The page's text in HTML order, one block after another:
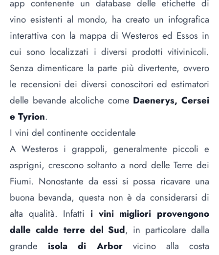
app contenente un database delle etichette di
vino esistenti al mondo, ha creato un infografica
interattiva con la mappa di Westeros ed Essos in
cui sono localizzati i diversi prodotti vitivinicoli.
Senza dimenticare la parte più divertente, ovvero
le recensioni dei diversi conoscitori ed estimatori
delle bevande alcoliche come Daenerys, Cersei
e Tyrion.
I vini del continente occidentale
A Westeros i grappoli, generalmente piccoli e
asprigni, crescono soltanto a nord delle Terre dei
Fiumi. Nonostante da essi si possa ricavare una
buona bevanda, questa non è da considerarsi di
alta qualità. Infatti i vini migliori provengono
dalle calde terre del Sud, in particolare dalla
grande isola di Arborvicino alla costa